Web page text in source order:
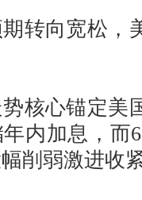
向宽松，美
心锚定美国
内加息，而
削弱激进收